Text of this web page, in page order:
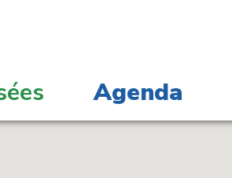
Agenda